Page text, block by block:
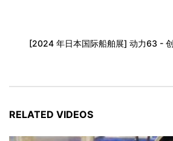
[2024 年日本国际船舶展] 动力63 -
RELATED VIDEOS